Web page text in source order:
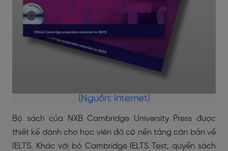
(Nguồn: Internet)
Bộ sách của NXB Cambridge University Press được
thiết kế dành cho học viên đã có nền tảng căn bản về
IELTS. Khác với bộ Cambridge IELTS Test, quyển sách